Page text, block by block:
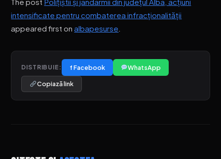
intensificate pentru combaterea infracționalității
appeared first onalbapesurse
DISTRIBUIE: f Facebook WhatsApp
Copiază link